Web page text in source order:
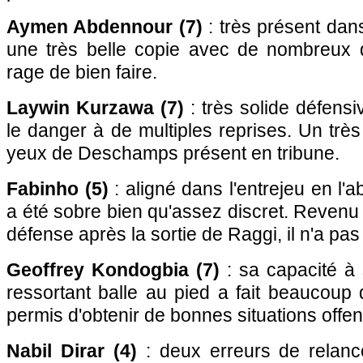
Aymen Abdennour (7) : très présent
une très belle copie avec de nombreux
rage de bien faire.
Laywin Kurzawa (7) : très solide
le danger à de multiples reprises. Un
yeux de Deschamps présent en tribune.
Fabinho (5) : aligné dans l'entrejeu en
a été sobre bien qu'assez discret.
défense après la sortie de Raggi, il n'a
Geoffrey Kondogbia (7) : sa capacité à
ressortant balle au pied a fait beaucoup
permis d'obtenir de bonnes situations
Nabil Dirar (4) : deux erreurs de